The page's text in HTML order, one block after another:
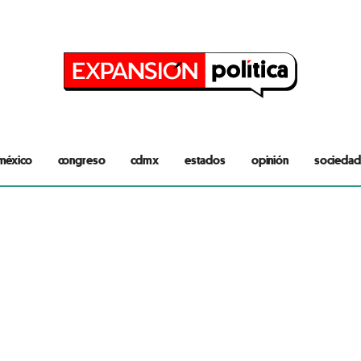
congreso cdmx estados opinión sociedad